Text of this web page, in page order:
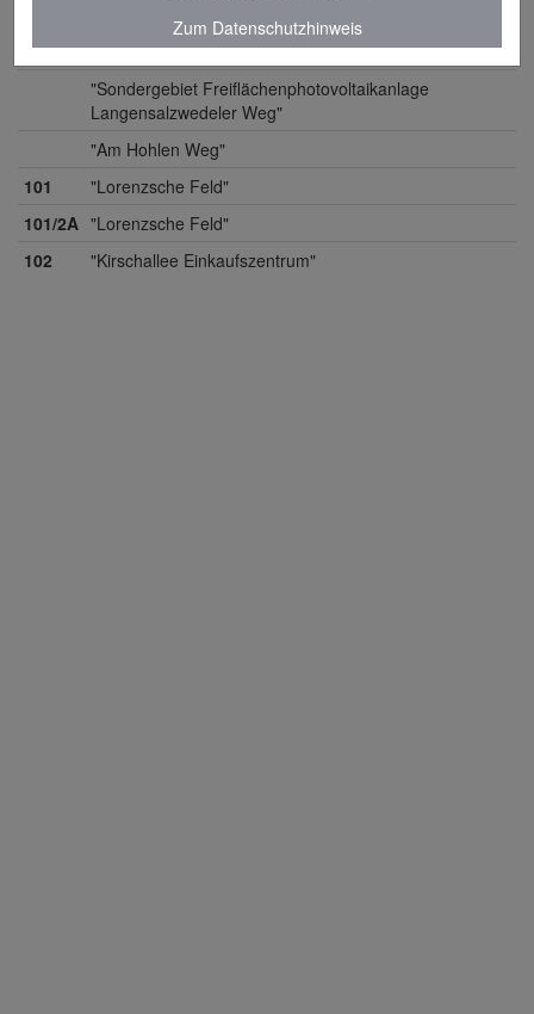
"Feodora (ehem. Schokoladenfabrik)"
"Sondergebiet Freiflächenphotovoltaikanlage
Langensalzwedeler Weg"
"Am Hohlen Weg"
101
"Lorenzsche Feld"
101/2A "Lorenzsche Feld"
102
"Kirschallee Einkaufszentrum"
Zum Datenschutzhinweis